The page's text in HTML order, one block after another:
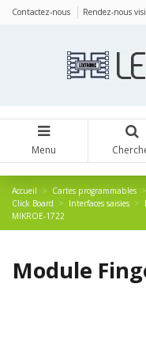
Contactez-nous Rendez-nous
Menu
Accueil Cartes programmables
Click Board
Interfaces saisies
MIKROE-1722
Module
Panneau de gestion des cookies